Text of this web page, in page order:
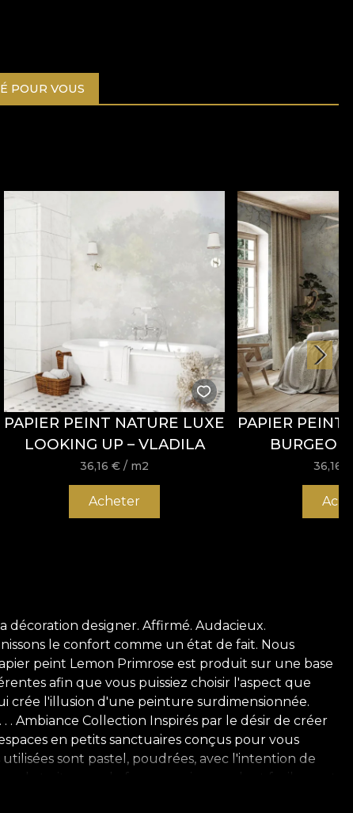
POUR VOUS
PAPIER PEINT NATURE LUXE
LOOKING UP – VLADILA
36,16€ / m2
Acheter
PAPIER PEINT
BURGEON
36,16
décoration designer. Affirmé. Audacieux.
le confort comme un état de fait. Nous
peint Lemon Primrose est produit sur une base
afin que vous puissiez choisir l'aspect que
crée l'illusion d'une peinture surdimensionnée.
Ambiance Collection Inspirés par le désir de créer
en petits sanctuaires conçus pour vous
sont pastel, poudrées, avec l'intention de
abstraites, ou de formes qui se perdent facilement
les pauses de la journée. Elles parviennent à